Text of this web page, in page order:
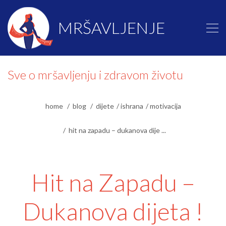
MRŠAVLJENJE
Sve o mršavljenju i zdravom životu
home blog dijete ishrana motivacija
hit na zapadu – dukanova dije ...
Hit na Zapadu –
Dukanova dijeta !